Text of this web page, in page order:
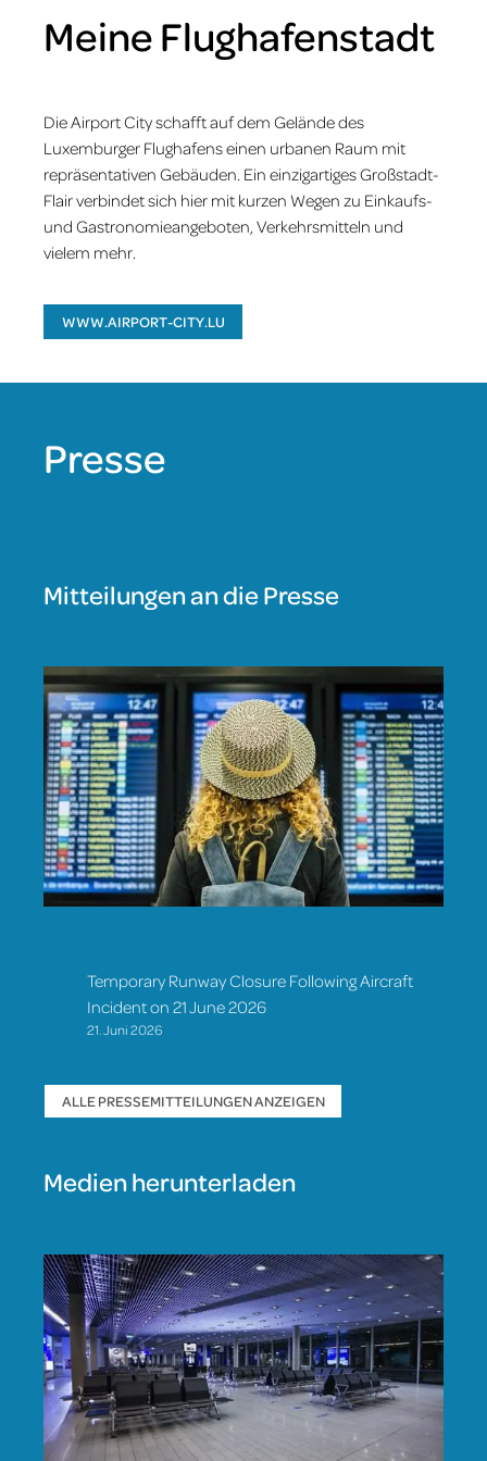
Meine Flughafenstadt
Die Airport City schafft auf dem Gelände des
Luxemburger Flughafens einen urbanen Raum mit
repräsentativen Gebäuden. Ein einzigartiges Großstadt-
Flair verbindet sich hier mit kurzen Wegen zu Einkaufs-
und Gastronomieangeboten, Verkehrsmitteln und
vielem mehr.
WWW.AIRPORT-CITY.LU
Presse
Mitteilungen an die Presse
Temporary Runway Closure Following Aircraft
Incident on 21 June 2026
21. Juni 2026
ALLE PRESSEMITTEILUNGEN ANZEIGEN
Medien herunterladen